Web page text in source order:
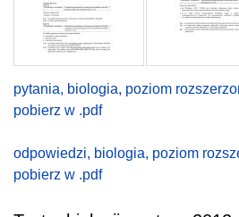
pytania, biologia, poziom
pobierz w .pdf
odpowiedzi, biologia, poziom
pobierz w .pdf